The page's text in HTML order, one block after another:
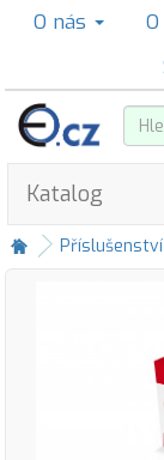
O nás
Katalog
Příslušenství